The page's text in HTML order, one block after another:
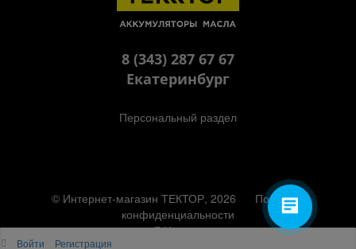
8 (343) 287 67 67
Екатеринбург
Персональный раздел
© Интернет-магазин ТЕКТОР, 2026
Политика
конфиденциальности
Наверх
Войти Регистрация